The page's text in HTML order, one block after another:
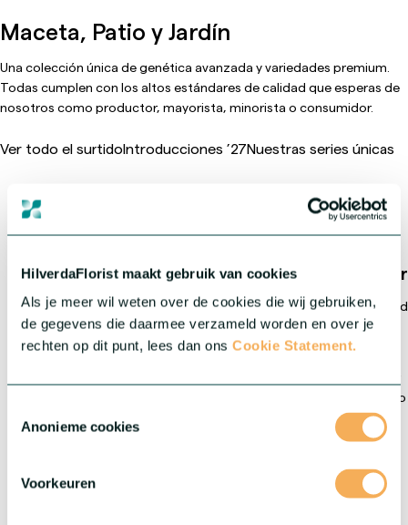
HilverdaFlorist maakt gebruik van cookies
Als je meer wil weten over de cookies die wij gebruiken,
de gegevens die daarmee verzameld worden en over je
rechten op dit punt, lees dan ons Cookie Statement.
Anonieme cookies
Voorkeuren
Maceta, Patio y Jardín
Una colección única de genética avanzada y variedades premium.
Todas cumplen con los altos estándares de calidad que esperas de
nosotros como productor, mayorista, minorista o consumidor.
Ver todo el surtidoIntroducciones ’27Nuestras series únicas
HilverdaFlorist lidera el
mercado global
en la selección, mejora y propagación de variedades únicas de
la innovación, ofrecemos productos de alta calidad y un servicio
experto a través de una red mundial de centros de producción,
agentes y socios en todo el mundo. Incluidas nuestras filiales
una red internacional sólida y diversa. Esta presencia local nos
permite operar cerca del mercado, unir conocimientos
Crear
Creando genética y plantas jóvenes de alta calidad